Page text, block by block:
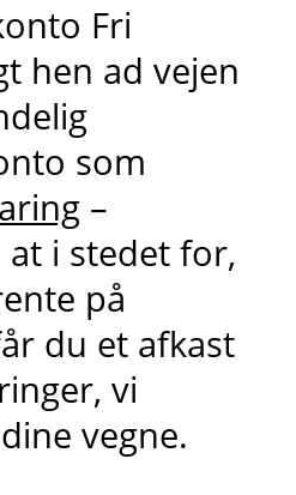
Fri
hen ad vejen
som
–
i stedet for,
på
du et afkast
vi
vegne.